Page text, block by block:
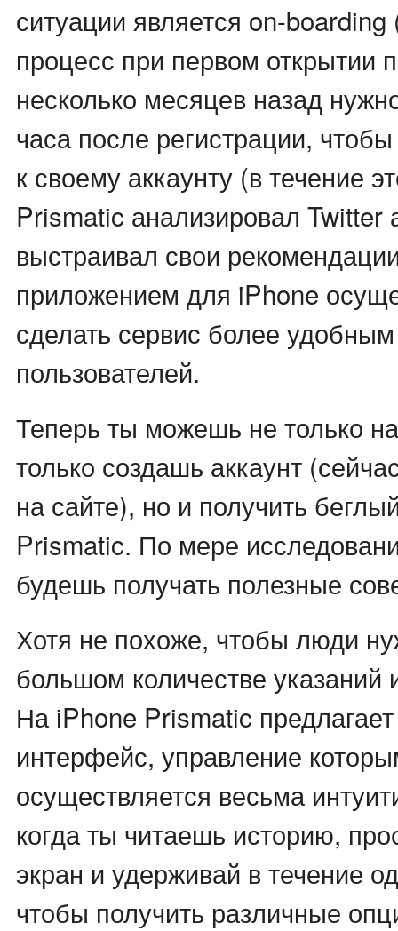
ситуации является on-
процесс при первом открытии
несколько месяцев назад
часа после регистрации,
к своему аккаунту (в течение
Prismatic анализировал Twitter
выстраивал свои
приложением для iPhone
сделать сервис более
пользователей.
Теперь ты можешь не только
только создашь аккаунт
на сайте), но и получить
Prismatic. По мере
будешь получать полезные
Хотя не похоже, чтобы люди
большом количестве указаний
На iPhone Prismatic предлагает
интерфейс, управление
осуществляется весьма
когда ты читаешь историю,
экран и удерживай в течение
чтобы получить различные